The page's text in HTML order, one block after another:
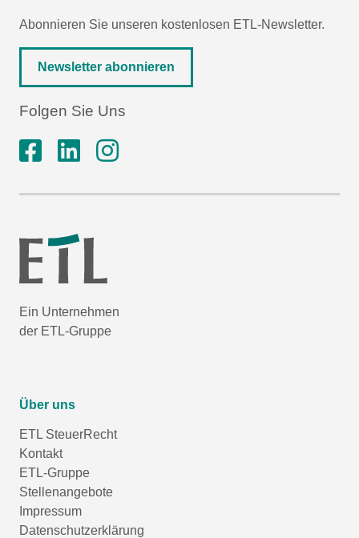
Abonnieren Sie unseren kostenlosen ETL-Newsletter.
Newsletter abonnieren
Folgen Sie Uns
Ein Unternehmen
der ETL-Gruppe
Über uns
ETL SteuerRecht
Kontakt
ETL-Gruppe
Stellenangebote
Impressum
Datenschutzerklärung